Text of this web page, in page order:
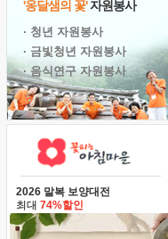
'옹달샘의 꽃'자원봉사
· 청년 자원봉사
· 금빛청년 자원봉사
· 음식연구 자원봉사
2026 말복 보양대전
최대 74%할인